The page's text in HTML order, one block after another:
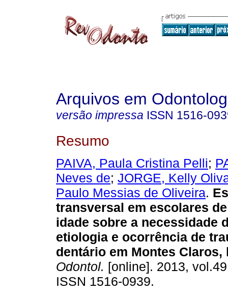
Arquivos em
versão impressa ISSN 1516-
Resumo
PAIVA, Paula Cristina Pelli;
Neves de; JORGE, Kelly
Paulo Messias de Oliveira.
transversal em escolares
idade sobre a necessidade
etiologia e ocorrência de
dentário em Montes Claros,
Odontol. [online]. 2013,
ISSN 1516-0939.